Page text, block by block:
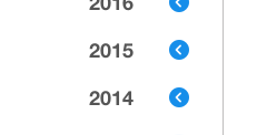
2016
2015
2014